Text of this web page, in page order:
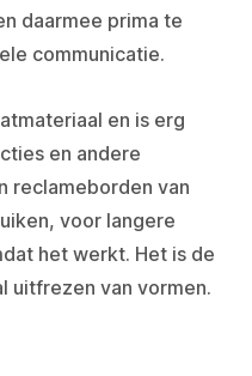
daarmee prima te
communicatie.
en is erg
en andere
reclameborden van
voor langere
het werkt. Het is de
uitfrezen van vormen.